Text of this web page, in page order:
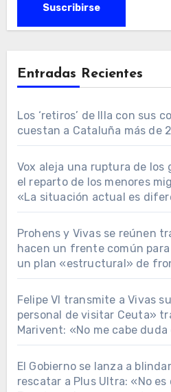
Entradas Recientes
Los ‘retiros’ de Illa con sus
cuestan a Cataluña más de
Vox aleja una ruptura de los
el reparto de los menores
«La situación actual es
Prohens y Vivas se reúnen
hacen un frente común
un plan «estructural» de
Felipe VI transmite a Vivas
personal de visitar Ceuta»
Marivent: «No me cabe
El Gobierno se lanza a
rescatar a Plus Ultra: «No